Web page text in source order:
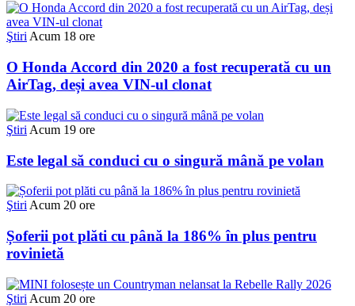
ŞtiriAcum 18 ore
O Honda Accord din 2020 a fost recuperată cu un
AirTag, deși avea VIN-ul clonat
Ştiri Acum 19 ore
Este legal să conduci cu o singură mână pe volan
Ştiri Acum 20 ore
Șoferii pot plăti cu până la 186% în plus pentru
rovinietă
Ştiri Acum 20 ore